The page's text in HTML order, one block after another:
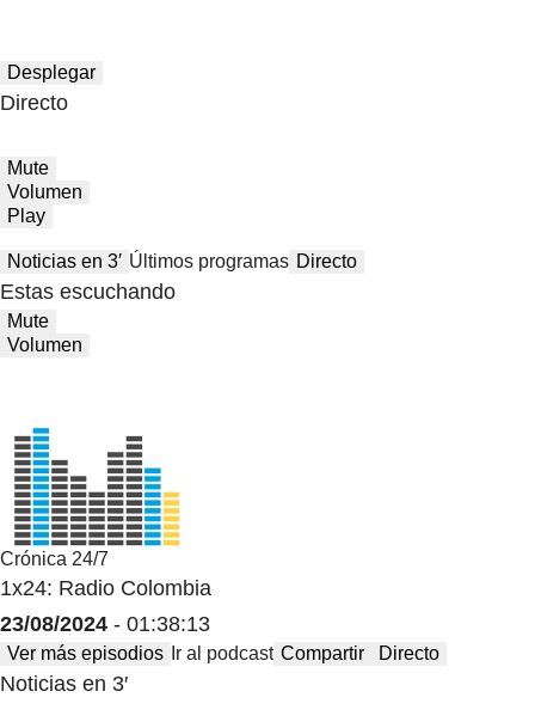
Desplegar
Directo
Mute
Volumen
Play
Noticias en 3′ Últimos programas Directo
Estas escuchando
Mute
Volumen
Crónica 24/7
1x24: Radio Colombia
23/08/2024 - 01:38:13
Ver más episodios Ir al podcast Compartir Directo
Noticias en 3′